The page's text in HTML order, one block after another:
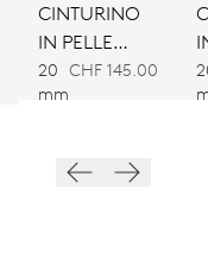
CINTURINO
IN PELLE
NERA
20
mm
CHF 145.00